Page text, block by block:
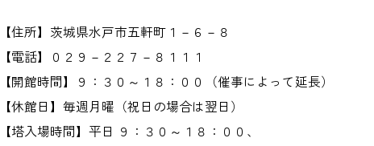
【住所】茨城県水戸市五軒町１－６－８
【電話】０２９－２２７－８１１１
【開館時間】９：３０～１８：００（催事によって延長）
【休館日】毎週月曜（祝日の場合は翌日）
【塔入場時間】平日 ９：３０～１８：００、